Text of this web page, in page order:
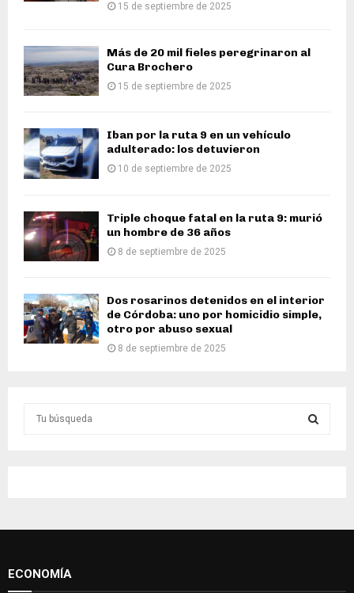
15 de septiembre de 2025
Más de 20 mil fieles peregrinaron al
Cura Brochero
15 de septiembre de 2025
Iban por la ruta 9 en un vehículo
adulterado: los detuvieron
10 de septiembre de 2025
Triple choque fatal en la ruta 9: murió
un hombre de 36 años
8 de septiembre de 2025
Dos rosarinos detenidos en el interior
de Córdoba: uno por homicidio simple,
otro por abuso sexual
8 de septiembre de 2025
o
ECONOMÍA